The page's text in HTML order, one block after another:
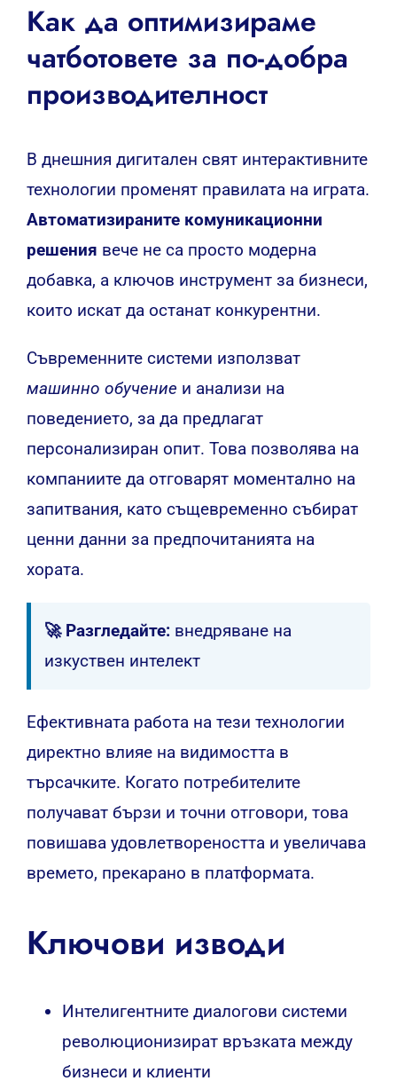
Как да оптимизираме
чатботовете за по-добра
производителност
В днешния дигитален свят интерактивните
технологии променят правилата на играта.
Автоматизираните комуникационни
решения вече не са просто модерна
добавка, а ключов инструмент за бизнеси,
които искат да останат конкурентни.
Съвременните системи използват
машинно обучение и анализи на
поведението, за да предлагат
персонализиран опит. Това позволява на
компаниите да отговарят моментално на
запитвания, като същевременно събират
ценни данни за предпочитанията на
хората.
🚀 Разгледайте: внедряване на
изкуствен интелект
Ефективната работа на тези технологии
директно влияе на видимостта в
търсачките. Когато потребителите
получават бързи и точни отговори, това
повишава удовлетвореността и увеличава
времето, прекарано в платформата.
Ключови изводи
Интелигентните диалогови системи
революционизират връзката между
бизнеси и клиенти